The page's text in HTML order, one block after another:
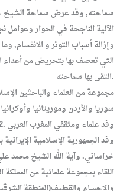
سماحته, وقد عرض سماحة الشيخ
الآلية الناجحة في الحوار وعوامل
وإزالة أسباب التوتر و الانقسام,
التي تعصف بها بتحريض من أعداء
التقى بها سماحته.
سوريا والأردن وموريتانيا
2. وفد علماء ومثقفي المغرب العربي
خراساني. وآية الله الشيخ محمد